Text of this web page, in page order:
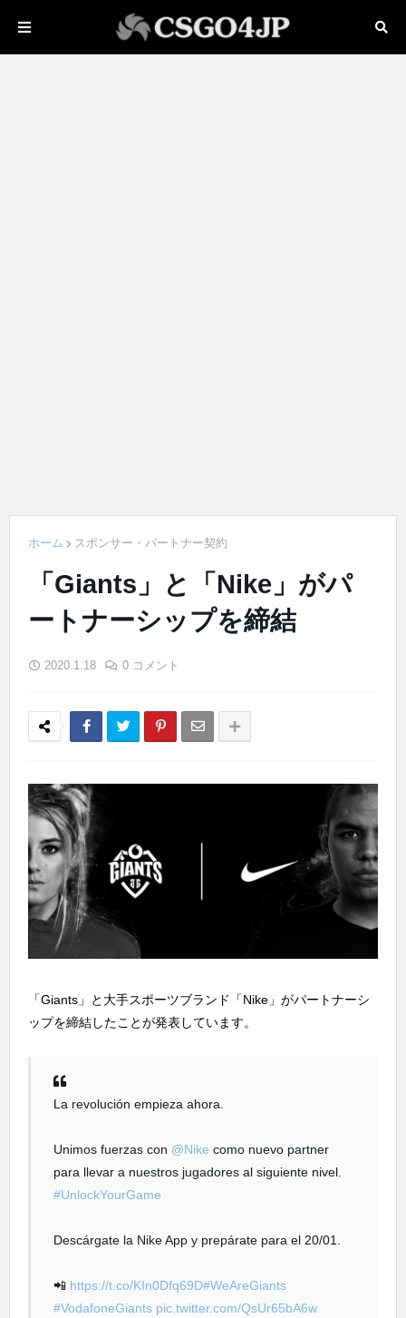
ホーム スポンサー・パートナー契約
「Giants」と「Nike」がパ
ートナーシップを締結
2020.1.18 0 コメント
「Giants」と大手スポーツブランド「Nike」がパートナーシ
ップを締結したことが発表しています。
La revolución empieza ahora.
Unimos fuerzas con @Nike como nuevo partner
para llevar a nuestros jugadores al siguiente nivel.
#UnlockYourGame
Descárgate la Nike App y prepárate para el 20/01.
📲 https://t.co/KIn0Dfq69D#WeAreGiants
#VodafoneGiants pic.twitter.com/QsUr65bA6w